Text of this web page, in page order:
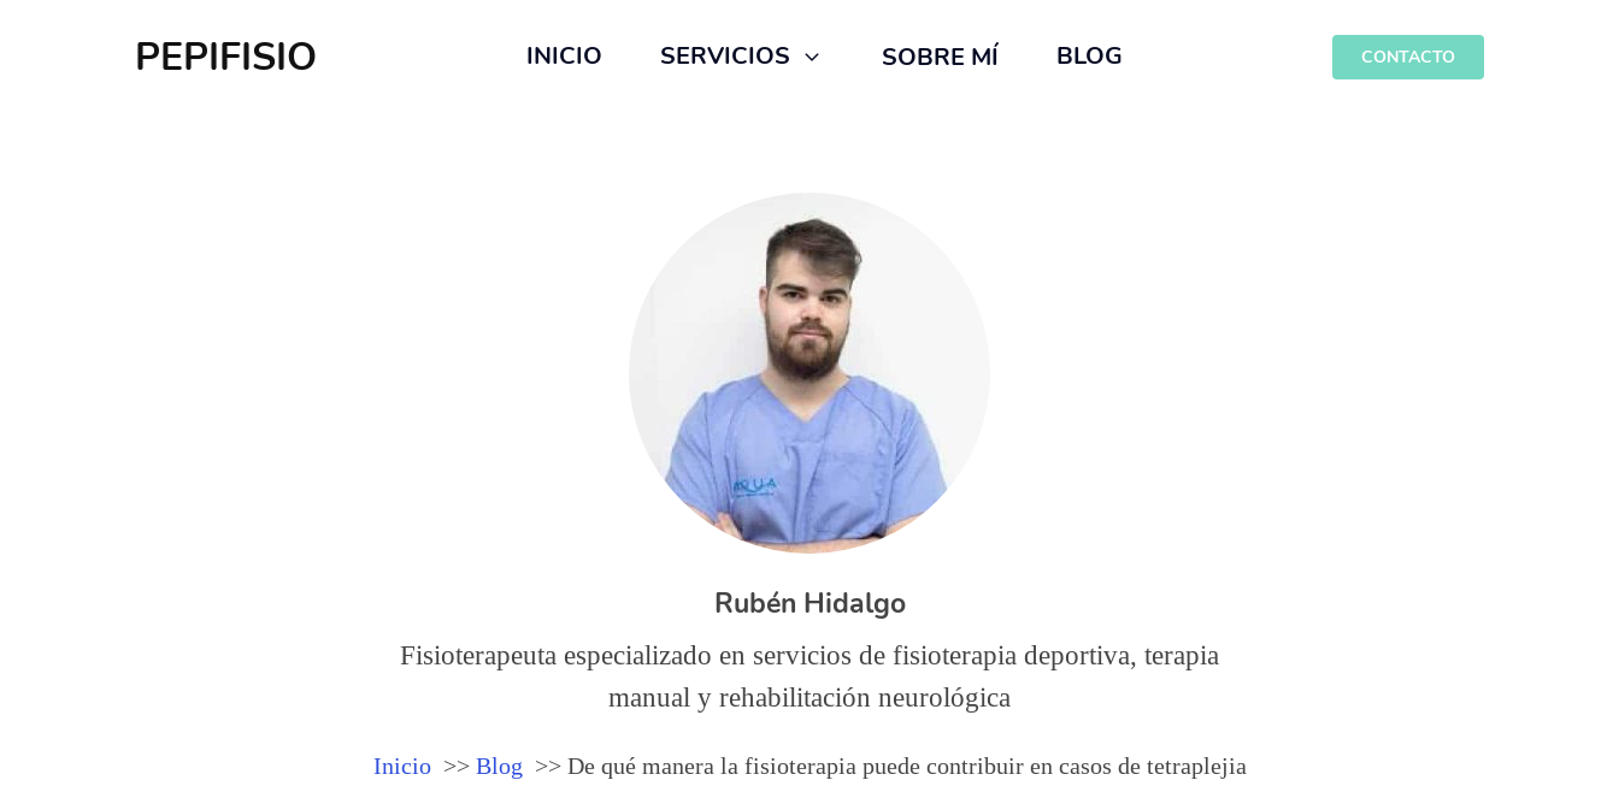
PEPIFISIO INICIO SERVICIOS SOBRE MÍ BLOG CONTACTO
Rubén Hidalgo
Fisioterapeuta especializado en servicios de fisioterapia deportiva, terapia
manual y rehabilitación neurológica
Inicio Blog De qué manera la fisioterapia puede contribuir en casos de tetraplejia